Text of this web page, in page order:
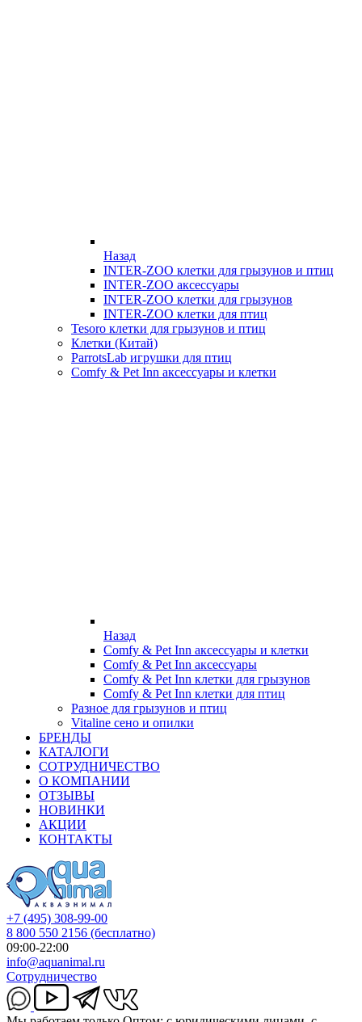
Назад
INTER-ZOO клетки для грызунов и птиц
INTER-ZOO аксессуары
INTER-ZOO клетки для грызунов
INTER-ZOO клетки для птиц
Tesoro клетки для грызунов и птиц
Клетки (Китай)
ParrotsLab игрушки для птиц
Comfy & Pet Inn аксессуары и клетки
Назад
Comfy & Pet Inn аксессуары и клетки
Comfy & Pet Inn аксессуары
Comfy & Pet Inn клетки для грызунов
Comfy & Pet Inn клетки для птиц
Разное для грызунов и птиц
Vitaline сено и опилки
БРЕНДЫ
КАТАЛОГИ
СОТРУДНИЧЕСТВО
О КОМПАНИИ
ОТЗЫВЫ
НОВИНКИ
АКЦИИ
КОНТАКТЫ
+7 (495) 308-99-00
8 800 550 2156 (бесплатно)
09:00-22:00
info@aquanimal.ru
Сотрудничество